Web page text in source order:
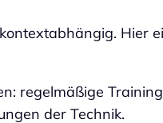
Hier
regelmäßige
der Technik.